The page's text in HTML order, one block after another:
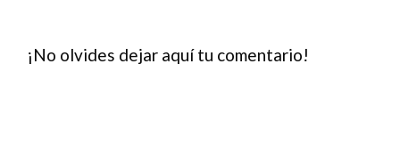
¡No olvides dejar aquí tu comentario!